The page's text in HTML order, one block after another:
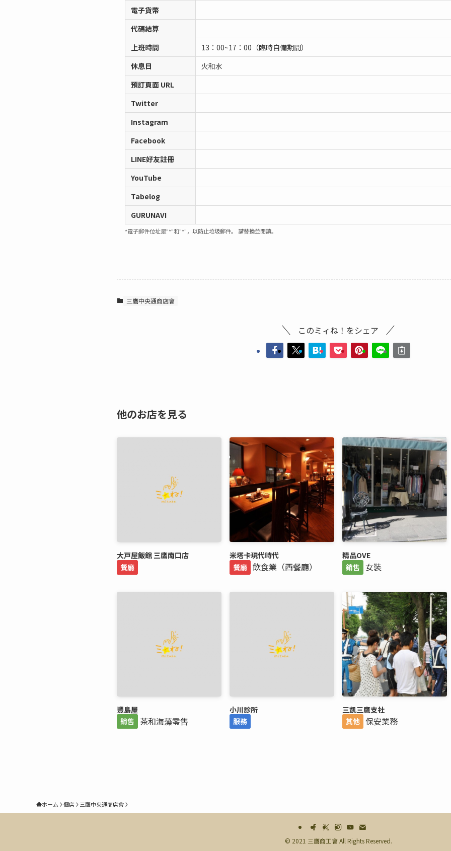
電子貨幣
代碼結算
上班時間
13：00~17：00（臨時自備期間）
休息日
火和水
預訂頁面 URL
Twitter
Instagram
Facebook
LINE好友註冊
YouTube
Tabelog
GURUNAVI
*電子郵件位址是"*"和"*"，以防止垃圾郵件。 請替換並閱讀。
三鷹中央通商店會
このミィね！をシェア
他のお店を見る
大戸屋飯館 三鷹南口店
餐廳
米塔卡現代時代
餐廳 飲食業（西餐廳）
精品OVE
銷售 女裝
豐島屋
銷售
茶和海藻零售
小川診所
服務
三凱三鷹支社
其他 保安業務
ホーム 個店 三鷹中央通商店會
© 2021 三鷹商工會 All Rights Reserved.